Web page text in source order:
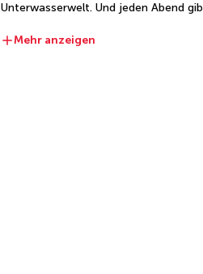
Unterwasserwelt. Und jeden Abend
Mehr anzeigen